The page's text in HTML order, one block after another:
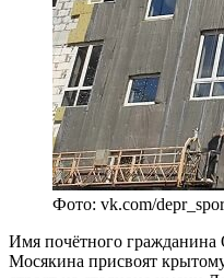
Фото: vk.com/
Имя почётного гражданина
Мосякина присвоят